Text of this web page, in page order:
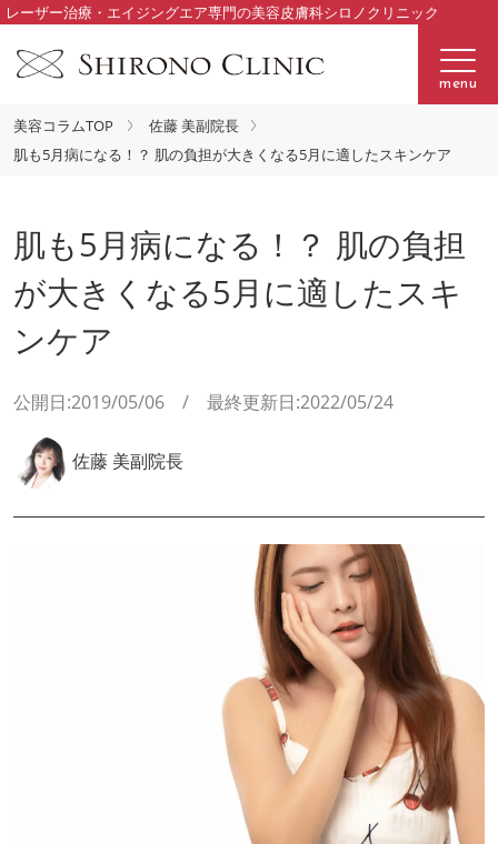
レーザー治療・エイジングエア専門の美容皮膚科シロノクリニック
menu
美容コラムTOP
佐藤 美副院長
肌も5月病になる！？ 肌の負担が大きくなる5月に適したスキンケア
肌も5月病になる！？ 肌の負担
が大きくなる5月に適したスキ
ンケア
公開日:2019/05/06 / 最終更新日:2022/05/24
佐藤 美副院長